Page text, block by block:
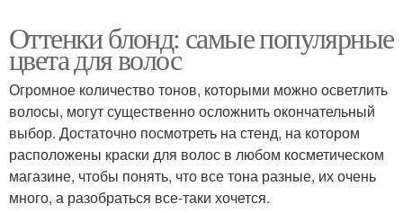
Оттенки блонд: самые популярные
цвета для волос
Огромное количество тонов, которыми можно осветлить
волосы, могут существенно осложнить окончательный
выбор. Достаточно посмотреть на стенд, на котором
расположены краски для волос в любом косметическом
магазине, чтобы понять, что все тона разные, их очень
много, а разобраться все-таки хочется.